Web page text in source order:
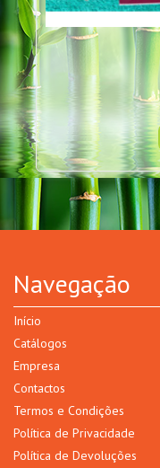
Navegação
Início
Catálogos
Empresa
Contactos
Termos e Condições
Política de Privacidade
Política de Devoluções